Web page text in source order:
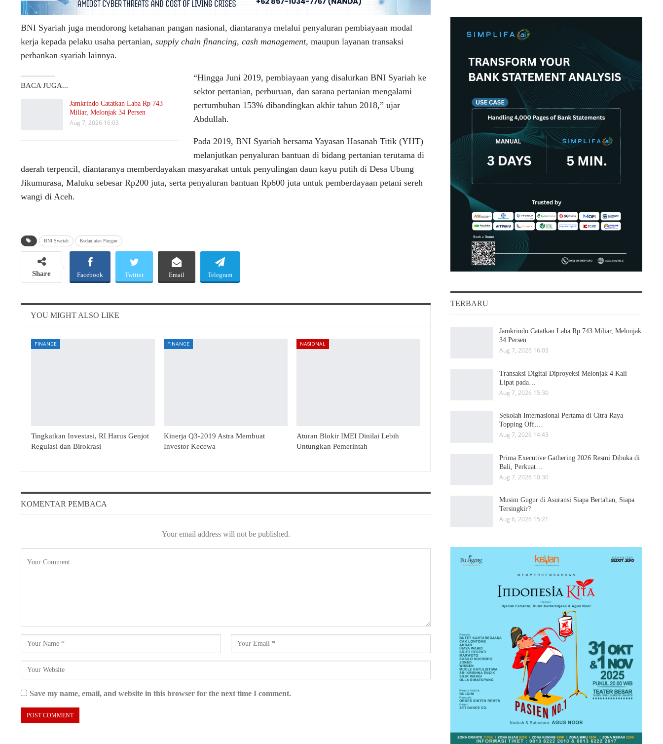
BNI Syariah juga mendorong ketahanan pangan nasional, diantaranya melalui penyaluran pembiayaan modal
kerja kepada pelaku usaha pertanian, supply chain financing, cash management, maupun layanan transaksi
perbankan syariah lainnya.
BACA JUGA...
Jamkrindo Catatkan Laba Rp 743
Miliar, Melonjak 34 Persen
Aug 7, 2026 16:03
“Hingga Juni 2019, pembiayaan yang disalurkan BNI Syariah ke
sektor pertanian, perburuan, dan sarana pertanian mengalami
pertumbuhan 153% dibandingkan akhir tahun 2018,” ujar
Abdullah.
Pada 2019, BNI Syariah bersama Yayasan Hasanah Titik (YHT)
melanjutkan penyaluran bantuan di bidang pertanian terutama di
daerah terpencil, diantaranya memberdayakan masyarakat untuk penyulingan daun kayu putih di Desa Ubung
Jikumurasa, Maluku sebesar Rp200 juta, serta penyaluran bantuan Rp600 juta untuk pemberdayaan petani sereh
wangi di Aceh.
BNI Syariah Kedaulatan Pangan
Share Facebook Twitter Email Telegram
YOU MIGHT ALSO LIKE
FINANCE
Tingkatkan Investasi, RI Harus Genjot
Regulasi dan Birokrasi
FINANCE
Kinerja Q3-2019 Astra Membuat
Investor Kecewa
NASIONAL
Aturan Blokir IMEI Dinilai Lebih
Untungkan Pemerintah
KOMENTAR PEMBACA
Your email address will not be published.
Save my name, email, and website in this browser for the next time I comment.
TERBARU
Jamkrindo Catatkan Laba Rp 743 Miliar, Melonjak
34 Persen
Aug 7, 2026 16:03
Transaksi Digital Diproyeksi Melonjak 4 Kali
Lipat pada…
Aug 7, 2026 15:30
Sekolah Internasional Pertama di Citra Raya
Topping Off,…
Aug 7, 2026 14:43
Prima Executive Gathering 2026 Resmi Dibuka di
Bali, Perkuat…
Aug 7, 2026 10:30
Musim Gugur di Asuransi Siapa Bertahan, Siapa
Tersingkir?
Aug 6, 2026 15:21